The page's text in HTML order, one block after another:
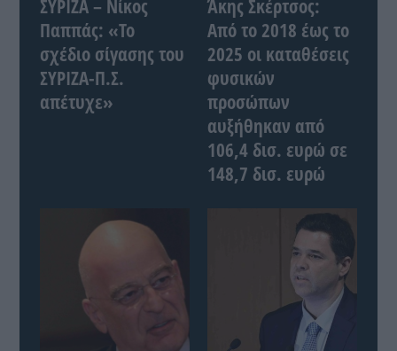
ΣΥΡΙΖΑ – Νίκος
Παππάς: «Το
σχέδιο σίγασης του
ΣΥΡΙΖΑ-Π.Σ.
απέτυχε»
Άκης Σκέρτσος:
Από το 2018 έως το
2025 οι καταθέσεις
φυσικών
προσώπων
αυξήθηκαν από
106,4 δισ. ευρώ σε
148,7 δισ. ευρώ